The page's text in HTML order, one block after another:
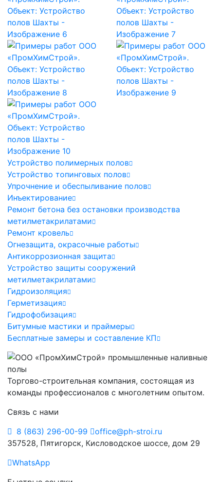
Устройство полимерных полов
Устройство топинговых полов
Упрочнение и обеспыливание полов
Инъектирование
Ремонт бетона без остановки производства
метилметакрилатами
Ремонт кровель
Огнезащита, окрасочные работы
Антикоррозионная защита
Устройство защиты сооружений
метилметакрилатами
Гидроизоляция
Герметизация
Гидрофобизация
Битумные мастики и праймеры
Бесплатные замеры и составление КП
Торгово-строительная компания, состоящая из
команды профессионалов с многолетним опытом.
Связь с нами
8 (863) 296-00-99
office@ph-stroi.ru
357528, Пятигорск, Кисловодское шоссе, дом 29
WhatsApp